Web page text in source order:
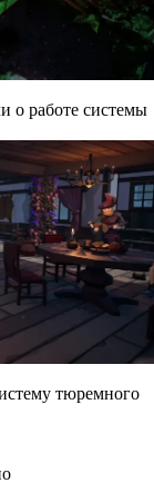
о работе системы
тюремного